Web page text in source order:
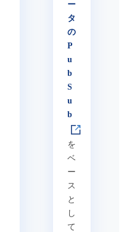
ー
タ
の
P
u
b
S
u
b
を
ベ
ー
ス
と
し
て